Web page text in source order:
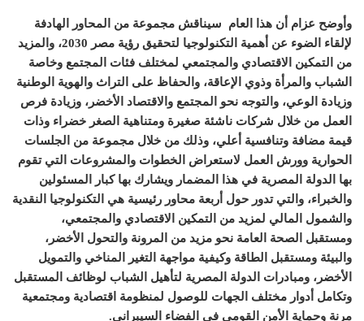
وأوضح عزام أن هذا العام
سيناقش مجموعة من المحاور الهادفة
لإلقاء الضوء عن أهمية التكنولوجيا لتحقيق رؤية مصر 2030، والمزيد
من التمكين الاقتصادي والمجتمعي لمختلف فئات المجتمع وخاصة
الشباب والمرأة وذوي الإعاقة، والحفاظ على التراث والهوية الوطنية
وزيادة الوعي، والتوجه نحو المجتمع والاقتصاد الأخضر، وزيادة فرص
العمل من خلال شركات ناشئة صغيرة ومتناهية الصغر خضراء وذات
قيمة مضافة وتنافسية أعلي، وذلك من خلال مجموعة من الجلسات
الحوارية وورش العمل لاستعراض الخطوات والمشروعات التي تقوم
بها الدولة المصرية في هذا المضمار ويشارك بها كبار المسئولين
والخبراء، والتي تدور حول أربعة محاور رئيسية هي التكنولوجيا النقدية
والشمول المالي لمزيد من التمكين الاقتصادي والمجتمعي،
ومستقبل الصحة العامة نحو مزيد من المرونة والتحول الأخضر،
والبيئة ومستقبل الطاقة وكيفية مواجهة التغير المناخي والتمويل
الأخضر، ومبادرات الدولة المصرية لتأهيل الشباب لوظائف المستقبل
وتكامل أدوار مختلف الجهات للوصول لمنظومة اقتصادية ومجتمعية
مرنة وحماية الأمن القومي في الفضاء السيبراني.